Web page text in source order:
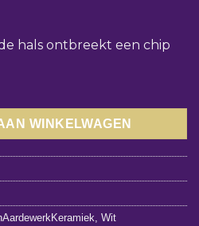
hals ontbreekt een chip
WINKELWAGEN
Wit